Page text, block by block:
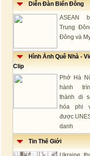
Diễn Đàn Biển Đông
ASEAN
Trung
Đông và
Hình Ảnh Quê Nhà -
Clip
Phở Hà
hành
thành di
hóa phi
được
danh
Tin Thế Giới